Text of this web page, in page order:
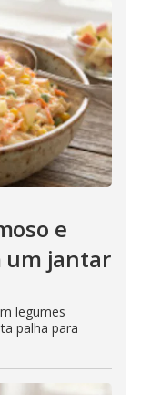
e
um jantar
legumes
palha para